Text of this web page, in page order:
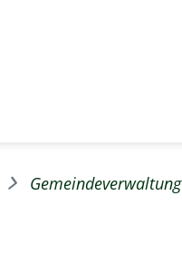
Gemeindeverwaltung